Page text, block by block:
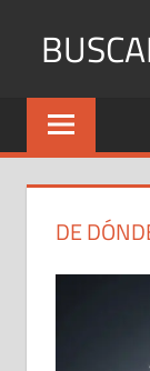
Identifica
Números
y
DE